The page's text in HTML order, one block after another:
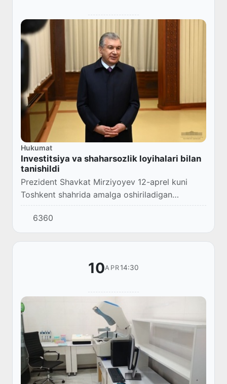
Hukumat
Investitsiya va shaharsozlik loyihalari bilan
tanishildi
Prezident Shavkat Mirziyoyev 12-aprel kuni
Toshkent shahrida amalga oshiriladigan
investitsiya loyihalari taqdimoti bilan tanishdi.
6360
10APR14:30